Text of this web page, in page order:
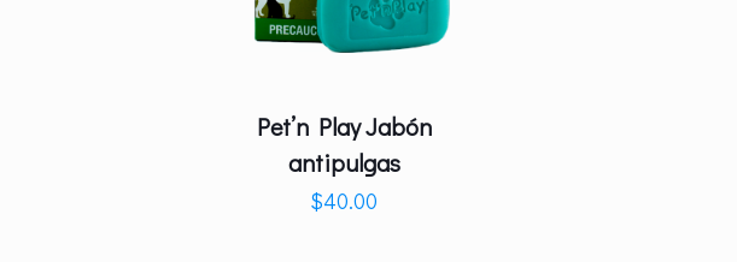
Pet’n Play Jabón
antipulgas
$40.00